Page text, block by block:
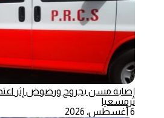
إصابة مسن بجروح ورضوض إثر
ترمسعيا
6 أغسطس، 2026